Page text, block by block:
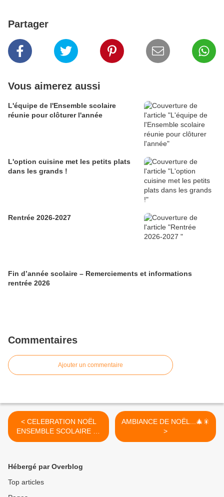
Partager
Vous aimerez aussi
L'équipe de l'Ensemble scolaire
réunie pour clôturer l'année
L'option cuisine met les petits plats
dans les grands !
Rentrée 2026-2027
Fin d’année scolaire – Remerciements et informations
rentrée 2026
Commentaires
Ajouter un commentaire
< CELEBRATION NOËL
ENSEMBLE SCOLAIRE 21
DECEMBRE
AMBIANCE DE NOËL...🎄🎇
>
Hébergé par Overblog
Top articles